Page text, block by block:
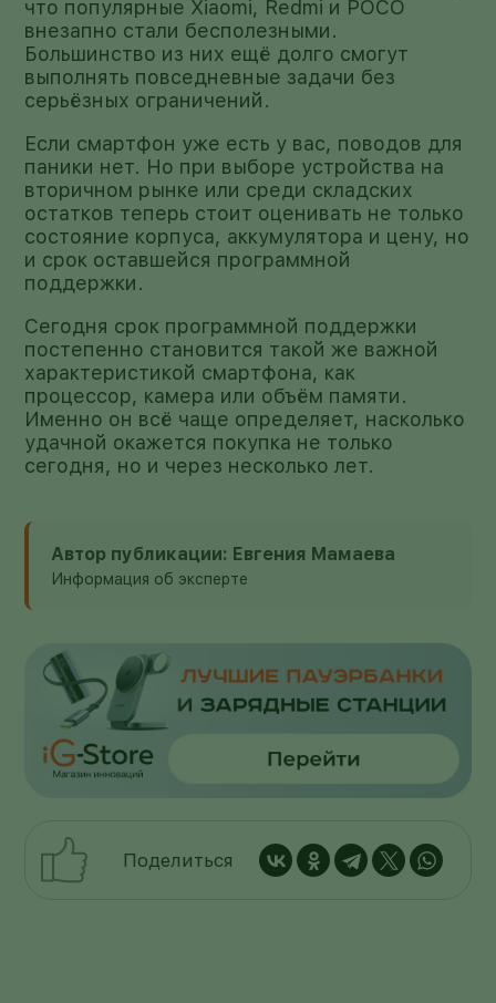
что популярные Xiaomi, Redmi и POCO
внезапно стали бесполезными.
Большинство из них ещё долго смогут
выполнять повседневные задачи без
серьёзных ограничений.
Если смартфон уже есть у вас, поводов для
паники нет. Но при выборе устройства на
вторичном рынке или среди складских
остатков теперь стоит оценивать не только
состояние корпуса, аккумулятора и цену, но
и срок оставшейся программной
поддержки.
Сегодня срок программной поддержки
постепенно становится такой же важной
характеристикой смартфона, как
процессор, камера или объём памяти.
Именно он всё чаще определяет, насколько
удачной окажется покупка не только
сегодня, но и через несколько лет.
Автор публикации: Евгения Мамаева
Информация об эксперте
Поделиться